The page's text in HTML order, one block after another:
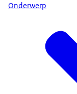
Onderwerp